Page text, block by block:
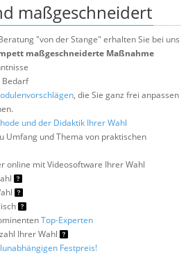
maßgeschneidert
"von der Stange" erhalten Sie bei uns
maßgeschneiderte Maßnahme
Bedarf
, die Sie ganz frei anpassen
und der Didaktik Ihrer Wahl
Umfang und Thema von praktischen
online mit Videosoftware Ihrer Wahl
Top-Experten
Ihrer Wahl
Festpreis!